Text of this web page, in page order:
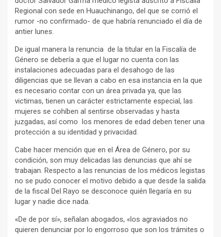
Regional con sede en Huauchinango, del que se corrió el
rumor -no confirmado- de que habría renunciado el día de
antier lunes.
De igual manera la renuncia de la titular en la Fiscalía de
Género se debería a que el lugar no cuenta con las
instalaciones adecuadas para el desahogo de las
diligencias que se llevan a cabo en esa instancia en la que
es necesario contar con un área privada ya, que las
victimas, tienen un carácter estrictamente especial, las
mujeres se cohíben al sentirse observadas y hasta
juzgadas, así como los menores de edad deben tener una
protección a su identidad y privacidad.
Cabe hacer mención que en el Área de Género, por su
condición, son muy delicadas las denuncias que ahí se
trabajan. Respecto a las renuncias de los médicos legistas
no se pudo conocer el motivo debido a que desde la salida
de la fiscal Del Rayo se desconoce quién llegaría en su
lugar y nadie dice nada.
«De de por sí», señalan abogados, «los agraviados no
quieren denunciar por lo engorroso que son los trámites o